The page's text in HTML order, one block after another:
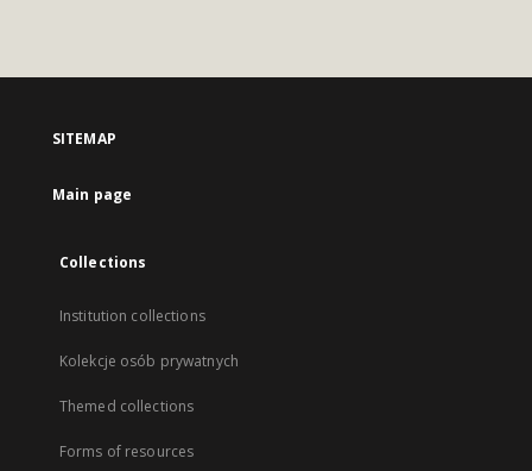
SITEMAP
Main page
Collections
Institution collections
Kolekcje osób prywatnych
Themed collections
Forms of resources